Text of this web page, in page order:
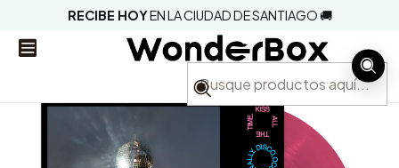
RECIBE HOYEN LA CIUDAD DE SANTIAGO 🚚